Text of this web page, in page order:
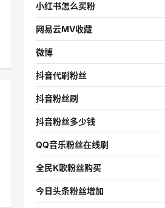
小红书怎么买粉
网易云MV收藏
微博
抖音代刷粉丝
抖音粉丝刷
抖音粉丝多少钱
QQ音乐粉丝在线刷
全民K歌粉丝购买
今日头条粉丝增加